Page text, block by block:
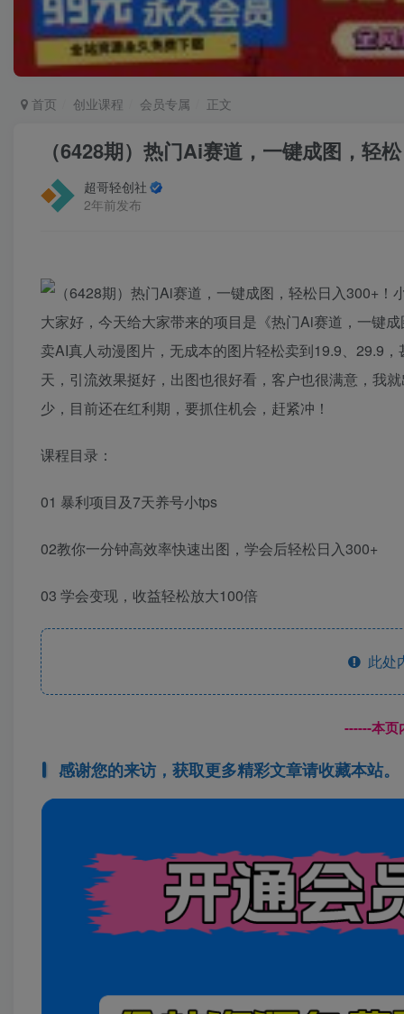
首页 创业课程 会员专属 正文
（6428期）热门Ai赛道，一键成图，轻
超哥轻创社
2年前发布
大家好，今天给大家带来的项目是《热门Ai赛道，一键
卖AI真人动漫图片，无成本的图片轻松卖到19.9、29.9
天，引流效果挺好，出图也很好看，客户也很满意，我
少，目前还在红利期，要抓住机会，赶紧冲！
课程目录：
01 暴利项目及7天养号小tps
02教你一分钟高效率快速出图，学会后轻松日入300+
03 学会变现，收益轻松放大100倍
此处
------本页
感谢您的来访，获取更多精彩文章请收藏本站。